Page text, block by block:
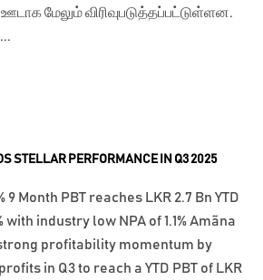
STELLAR PERFORMANCE IN Q3 2025
9 Month PBT reaches LKR 2.7 Bn YTD
with industry low NPA of 1.1% Amãna
profitability momentum by
in Q3 to reach a YTD PBT of LKR
மேலும் விரிவுபடுத்தப்பட்டுள்ளன.